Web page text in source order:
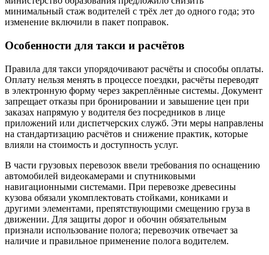
минимальный стаж водителей с трёх лет до одного года; это
изменение включили в пакет поправок.
Особенности для такси и расчётов
Правила для такси упорядочивают расчёты и способы оплаты.
Оплату нельзя менять в процессе поездки, расчёты переводят
в электронную форму через закреплённые системы. Документ
запрещает отказы при бронировании и завышение цен при
заказах напрямую у водителя без посредников в лице
приложений или диспетчерских служб. Эти меры направлены
на стандартизацию расчётов и снижение практик, которые
влияли на стоимость и доступность услуг.
В части грузовых перевозок ввели требования по оснащению
автомобилей видеокамерами и спутниковыми
навигационными системами. При перевозке древесины
кузова обязали укомплектовать стойками, кониками и
другими элементами, препятствующими смещению груза в
движении. Для защиты дорог и обочин обязательным
признали использование полога; перевозчик отвечает за
наличие и правильное применение полога водителем.